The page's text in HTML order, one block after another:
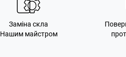
Заміна скла
Нашим майстром